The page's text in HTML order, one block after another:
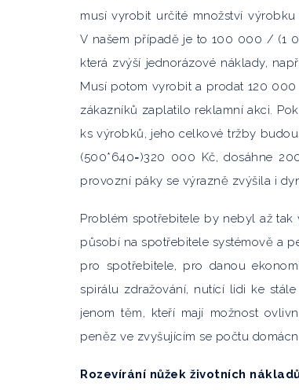
musí vyrobit určité množství
V našem případě je to 100 000 / (1
která zvýší jednorázové náklady,
Musí potom vyrobit a prodat 120
zákazníků zaplatilo reklamní akci.
ks výrobků, jeho celkové tržby
(500*640=)320 000 Kč, dosáhne
provozní páky se výrazně zvýšila i
Problém spotřebitele by nebyl až
působí na spotřebitele systémově a
pro spotřebitele, pro danou
spirálu zdražování, nutící lidi ke
jenom těm, kteří mají možnost
peněz ve zvyšujícím se počtu
Rozevírání nůžek životních